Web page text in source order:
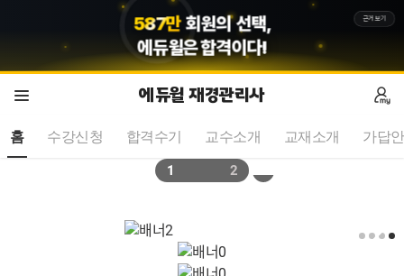
587만 회원의 선택,
에듀윌은 합격이다!
근거보기
에듀윌 재경관리사
홈 수강신청 합격수기 교수소개 교재소개 가답
2 2